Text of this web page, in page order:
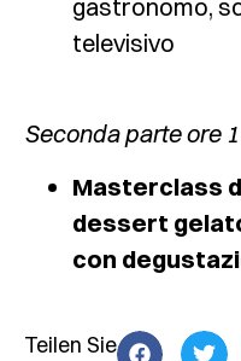
gastronomo,
televisivo
Seconda parte ore
Masterclass
dessert
con
Teilen Sie